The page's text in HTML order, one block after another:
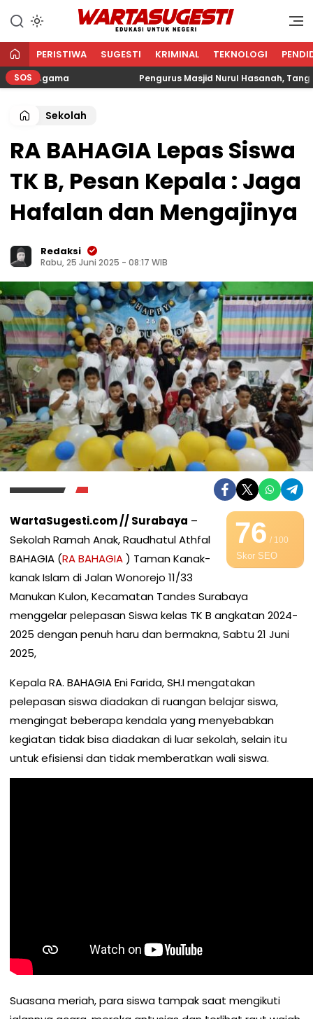
WARTA SUGESTI √ EDUKASI
Edukasi Untuk Negeri
PERISTIWA SUGESTI KRIMINAL TEKNOLOGI
SOS Pengurus Masjid Nurul Hasanah,
Sekolah
RA BAHAGIA Lepas Siswa
TK B, Pesan Kepala : Jaga
Hafalan dan Mengajinya
Redaksi
Rabu, 25 Juni 2025 - 08:17 WIB
76/ 100
Skor SEO
WartaSugesti.com // Surabaya –
Sekolah Ramah Anak, Raudhatul Athfal
BAHAGIA (RA BAHAGIA) Taman Kanak-
kanak Islam di Jalan Wonorejo 11/33
Manukan Kulon, Kecamatan Tandes Surabaya
menggelar pelepasan Siswa kelas TK B angkatan 2024-
2025 dengan penuh haru dan bermakna, Sabtu 21 Juni
2025,
Kepala RA. BAHAGIA Eni Farida, SH.I mengatakan
pelepasan siswa diadakan di ruangan belajar siswa,
mengingat beberapa kendala yang menyebabkan
kegiatan tidak bisa diadakan di luar sekolah, selain itu
untuk efisiensi dan tidak memberatkan wali siswa.
Suasana meriah, para siswa tampak saat mengikuti